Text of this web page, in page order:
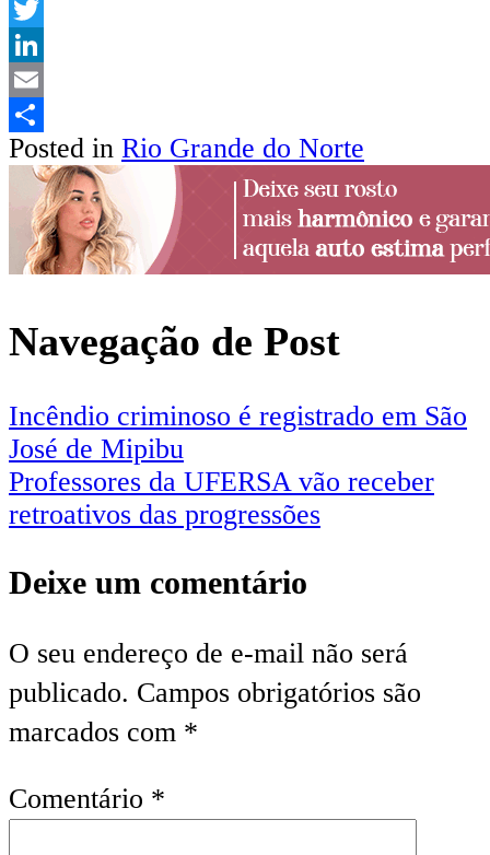
WhatsApp
Twitter
LinkedIn
Email
Share
Posted in Rio Grande do Norte
Navegação de Post
Incêndio criminoso é registrado em São
José de Mipibu
Professores da UFERSA vão receber
retroativos das progressões
Deixe um comentário
O seu endereço de e-mail não será
publicado. Campos obrigatórios são
marcados com *
Comentário *